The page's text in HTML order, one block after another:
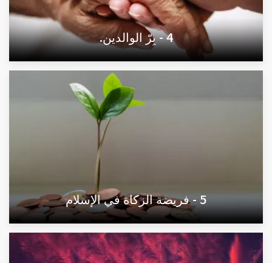
4 - بِرّ الوالدين.
5 - فريضة الزكاة في الإسلام